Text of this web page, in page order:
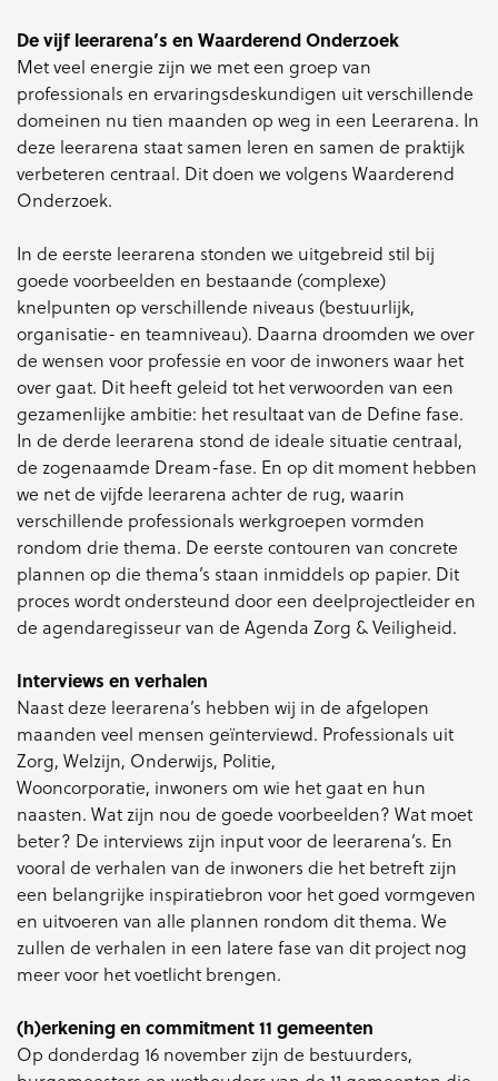
De vijf leerarena’s en Waarderend Onderzoek
Met veel energie zijn we met een groep van
professionals en ervaringsdeskundigen uit verschillende
domeinen nu tien maanden op weg in een Leerarena. In
deze leerarena staat samen leren en samen de praktijk
verbeteren centraal. Dit doen we volgens Waarderend
Onderzoek.
In de eerste leerarena stonden we uitgebreid stil bij
goede voorbeelden en bestaande (complexe)
knelpunten op verschillende niveaus (bestuurlijk,
organisatie- en teamniveau). Daarna droomden we over
de wensen voor professie en voor de inwoners waar het
over gaat. Dit heeft geleid tot het verwoorden van een
gezamenlijke ambitie: het resultaat van de Define fase.
In de derde leerarena stond de ideale situatie centraal,
de zogenaamde Dream-fase. En op dit moment hebben
we net de vijfde leerarena achter de rug, waarin
verschillende professionals werkgroepen vormden
rondom drie thema. De eerste contouren van concrete
plannen op die thema’s staan inmiddels op papier. Dit
proces wordt ondersteund door een deelprojectleider en
de agendaregisseur van de Agenda Zorg & Veiligheid.
Interviews en verhalen
Naast deze leerarena’s hebben wij in de afgelopen
maanden veel mensen geïnterviewd. Professionals uit
Zorg, Welzijn, Onderwijs, Politie,
Wooncorporatie, inwoners om wie het gaat en hun
naasten. Wat zijn nou de goede voorbeelden? Wat moet
beter? De interviews zijn input voor de leerarena’s. En
vooral de verhalen van de inwoners die het betreft zijn
een belangrijke inspiratiebron voor het goed vormgeven
en uitvoeren van alle plannen rondom dit thema. We
zullen de verhalen in een latere fase van dit project nog
meer voor het voetlicht brengen.
(h)erkening en commitment 11 gemeenten
Op donderdag 16 november zijn de bestuurders,